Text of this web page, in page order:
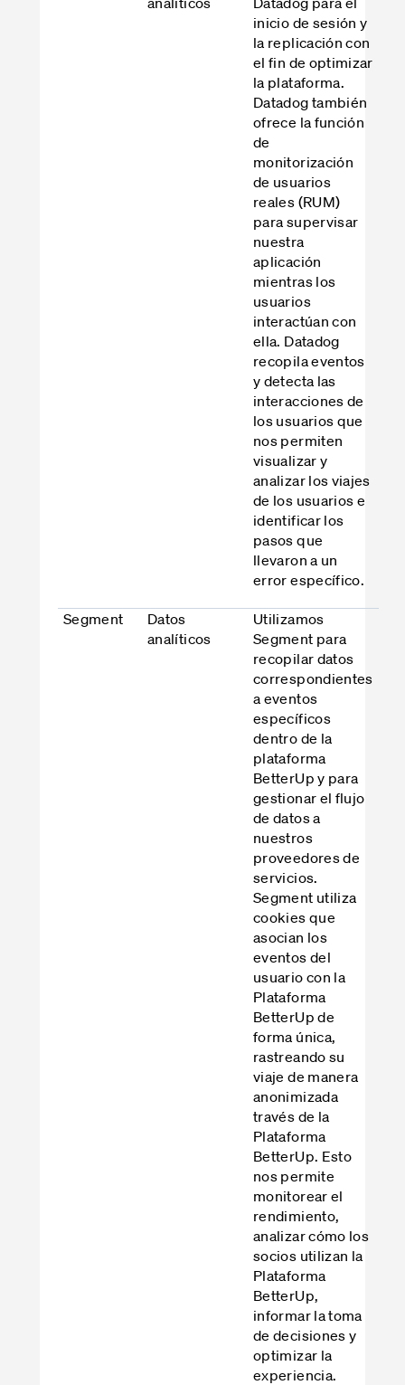
inicio de sesión y
la replicación con
el fin de optimizar
la plataforma.
Datadog también
ofrece la función
de
monitorización
de usuarios
reales (RUM)
para supervisar
nuestra
aplicación
mientras los
usuarios
interactúan con
ella. Datadog
recopila eventos
y detecta las
interacciones de
los usuarios que
nos permiten
visualizar y
analizar los viajes
de los usuarios e
identificar los
pasos que
llevaron a un
error específico.
Segment
Datos
analíticos
Utilizamos
Segment para
recopilar datos
correspondientes
a eventos
específicos
dentro de la
plataforma
BetterUp y para
gestionar el flujo
de datos a
nuestros
proveedores de
servicios.
Segment utiliza
cookies que
asocian los
eventos del
usuario con la
Plataforma
BetterUp de
forma única,
rastreando su
viaje de manera
anonimizada
través de la
Plataforma
BetterUp. Esto
nos permite
monitorear el
rendimiento,
analizar cómo los
socios utilizan la
Plataforma
BetterUp,
informar la toma
de decisiones y
optimizar la
experiencia.